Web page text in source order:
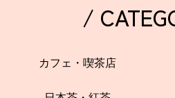
/
カフェ・喫茶店